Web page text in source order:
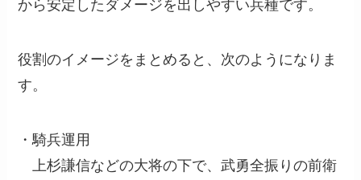
から安定したダメージを出しやすい兵種です。
役割のイメージをまとめると、次のようになりま
す。
・騎兵運用
上杉謙信などの大将の下で、武勇全振りの前衛